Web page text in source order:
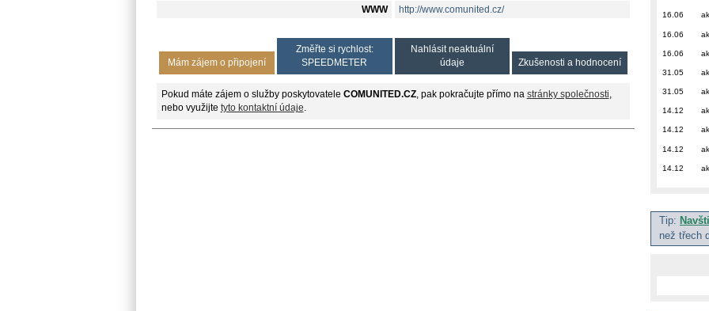
WWW http://www.comunited.cz/
Mám zájem o připojení
Změřte si rychlost:
SPEEDMETER
Nahlásit neaktuální
údaje
Zkušenosti a hodnocení
Pokud máte zájem o služby poskytovatele COMUNITED.CZ, pak pokračujte přímo na stránky společnosti
nebo využijte tyto kontaktní údaje
16.06
16.06
16.06
31.05
31.05
14.12
14.12
14.12
14.12
Tip:
než třech